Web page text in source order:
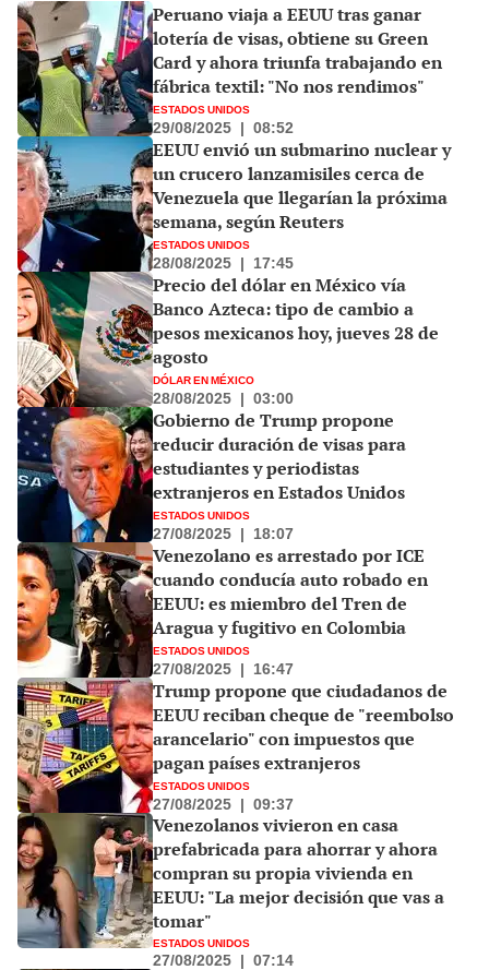
Peruano viaja a EEUU tras ganar
lotería de visas, obtiene su Green
Card y ahora triunfa trabajando en
fábrica textil: "No nos rendimos"
ESTADOS UNIDOS
29/08/2025 | 08:52
EEUU envió un submarino nuclear y
un crucero lanzamisiles cerca de
Venezuela que llegarían la próxima
semana, según Reuters
ESTADOS UNIDOS
28/08/2025 | 17:45
Precio del dólar en México vía
Banco Azteca: tipo de cambio a
pesos mexicanos hoy, jueves 28 de
agosto
DÓLAR EN MÉXICO
28/08/2025 | 03:00
Gobierno de Trump propone
reducir duración de visas para
estudiantes y periodistas
extranjeros en Estados Unidos
ESTADOS UNIDOS
27/08/2025 | 18:07
Venezolano es arrestado por ICE
cuando conducía auto robado en
EEUU: es miembro del Tren de
Aragua y fugitivo en Colombia
ESTADOS UNIDOS
27/08/2025 | 16:47
Trump propone que ciudadanos de
EEUU reciban cheque de "reembolso
arancelario" con impuestos que
pagan países extranjeros
ESTADOS UNIDOS
27/08/2025 | 09:37
Venezolanos vivieron en casa
prefabricada para ahorrar y ahora
compran su propia vivienda en
EEUU: "La mejor decisión que vas a
tomar"
ESTADOS UNIDOS
27/08/2025 | 07:14